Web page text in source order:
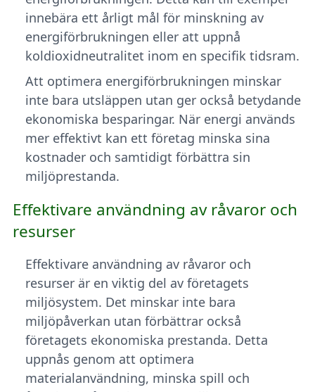
innebära ett årligt mål för minskning av
energiförbrukningen eller att uppnå
koldioxidneutralitet inom en specifik tidsram.
Att optimera energiförbrukningen minskar
inte bara utsläppen utan ger också betydande
ekonomiska besparingar. När energi används
mer effektivt kan ett företag minska sina
kostnader och samtidigt förbättra sin
miljöprestanda.
Effektivare användning av råvaror och
resurser
Effektivare användning av råvaror och
resurser är en viktig del av företagets
miljösystem. Det minskar inte bara
miljöpåverkan utan förbättrar också
företagets ekonomiska prestanda. Detta
uppnås genom att optimera
materialanvändning, minska spill och